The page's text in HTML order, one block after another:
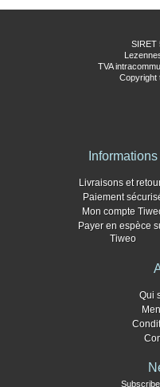
SIRET
TVA
Copyright
Informations
Livraisons et
Paiement
Mon compte
Payer en espèce
Tiweo
Qui